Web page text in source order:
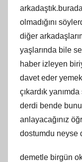
olmadığını
diğer
yaşlarında bile
haber izleyen
davet eder
çıkardık
derdi bende
anlayacağınız
dostumdu neyse
demetle birgün